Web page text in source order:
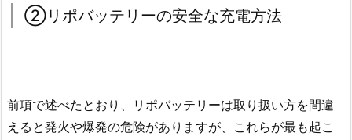
②リポバッテリーの安全な充電方法
前項で述べたとおり、リポバッテリーは取り扱い方を間違
えると発火や爆発の危険がありますが、これらが最も起こ